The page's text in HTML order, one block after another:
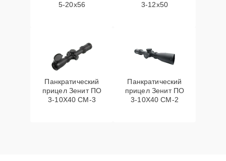
5-20x56 3-12x50
Панкратический
прицел Зенит ПО
3-10Х40 СМ-3
Панкратический
прицел Зенит ПО
3-10Х40 СМ-2